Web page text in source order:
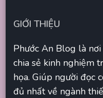
GIỚI THIỆU
Phước An Blog là
chia sẻ kinh nghiệm
họa. Giúp người đọc
đủ nhất về ngành